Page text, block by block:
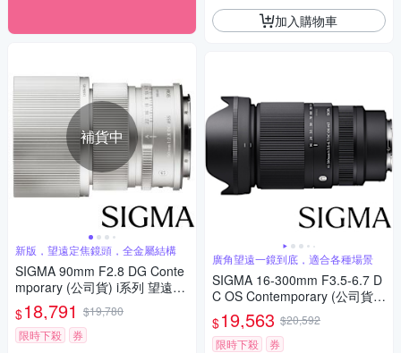
補貨中
新版，望遠定焦鏡頭，全金屬結構
SIGMA 90mm F2.8 DG Conte
mporary (公司貨) i系列 望遠定
焦鏡頭 全片幅無反微單眼鏡頭
$18,791 $19,780
限時下殺
券
加入購物車
廣角望遠一鏡到底，適合各種場景
SIGMA 16-300mm F3.5-6.7 D
C OS Contemporary (公司貨)
廣角變焦鏡頭 旅遊鏡 APS-C 無
反微單眼鏡頭
$19,563 $20,592
限時下殺
券